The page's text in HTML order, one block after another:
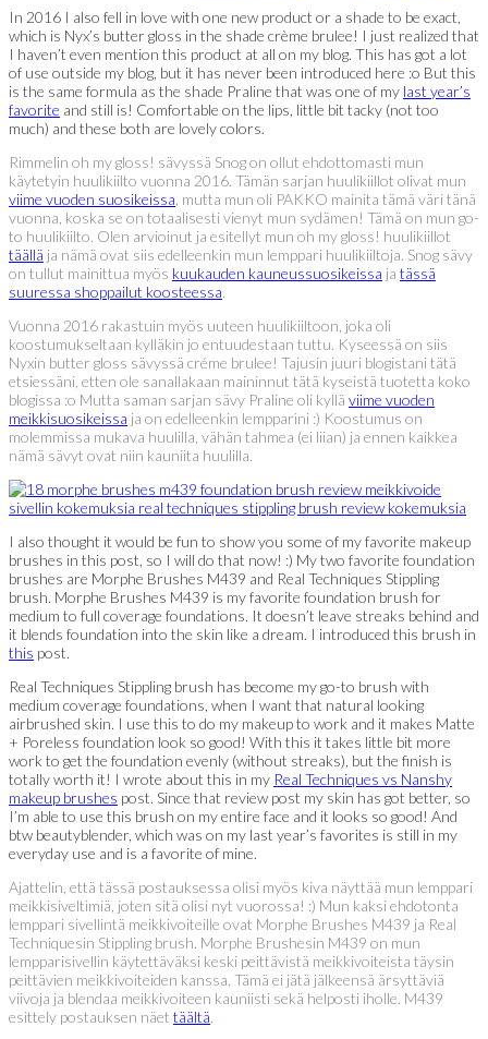
In 2016 I also fell in love with one new product or a shade to be exact,
which is Nyx’s butter gloss in the shade crème brulee! I just realized that
I haven’t even mention this product at all on my blog. This has got a lot
of use outside my blog, but it has never been introduced here :o But this
is the same formula as the shade Praline that was one of my last year’s
favorite and still is! Comfortable on the lips, little bit tacky (not too
much) and these both are lovely colors.
Rimmelin oh my gloss! sävyssä Snog on ollut ehdottomasti mun
käytetyin huulikiilto vuonna 2016. Tämän sarjan huulikiillot olivat mun
viime vuoden suosikeissa , mutta mun oli PAKKO mainita tämä väri tänä
vuonna, koska se on totaalisesti vienyt mun sydämen! Tämä on mun go-
to huulikiilto. Olen arvioinut ja esitellyt mun oh my gloss! huulikiillot
täällä ja nämä ovat siis edelleenkin mun lemppari huulikiiltoja. Snog sävy
on tullut mainittua myös kuukauden kauneussuosikeissa ja tässä
suuressa shoppailut koosteessa.
Vuonna 2016 rakastuin myös uuteen huulikiiltoon, joka oli
koostumukseltaan kylläkin jo entuudestaan tuttu. Kyseessä on siis
Nyxin butter gloss sävyssä créme brulee! Tajusin juuri blogistani tätä
etsiessäni, etten ole sanallakaan maininnut tätä kyseistä tuotetta koko
blogissa :o Mutta saman sarjan sävy Praline oli kyllä viime vuoden
meikkisuosikeissa ja on edelleenkin lempparini :) Koostumus on
molemmissa mukava huulilla, vähän tahmea (ei liian) ja ennen kaikkea
nämä sävyt ovat niin kauniita huulilla.
I also thought it would be fun to show you some of my favorite makeup
brushes in this post, so I will do that now! :) My two favorite foundation
brushes are Morphe Brushes M439 and Real Techniques Stippling
brush. Morphe Brushes M439 is my favorite foundation brush for
medium to full coverage foundations. It doesn’t leave streaks behind and
it blends foundation into the skin like a dream. I introduced this brush in
this post.
Real Techniques Stippling brush has become my go-to brush with
medium coverage foundations, when I want that natural looking
airbrushed skin. I use this to do my makeup to work and it makes Matte
+ Poreless foundation look so good! With this it takes little bit more
work to get the foundation evenly (without streaks), but the finish is
totally worth it! I wrote about this in my Real Techniques vs Nanshy
makeup brushes post. Since that review post my skin has got better, so
I’m able to use this brush on my entire face and it looks so good! And
btw beautyblender, which was on my last year’s favorites is still in my
everyday use and is a favorite of mine.
Ajattelin, että tässä postauksessa olisi myös kiva näyttää mun lemppari
meikkisiveltimiä, joten sitä olisi nyt vuorossa! :) Mun kaksi ehdotonta
lemppari sivellintä meikkivoiteille ovat Morphe Brushes M439 ja Real
Techniquesin Stippling brush. Morphe Brushesin M439 on mun
lempparisivellin käytettäväksi keski peittävistä meikkivoiteista täysin
peittävien meikkivoiteiden kanssa. Tämä ei jätä jälkeensä ärsyttäviä
viivoja ja blendaa meikkivoiteen kauniisti sekä helposti iholle. M439
esittely postauksen näet täältä.